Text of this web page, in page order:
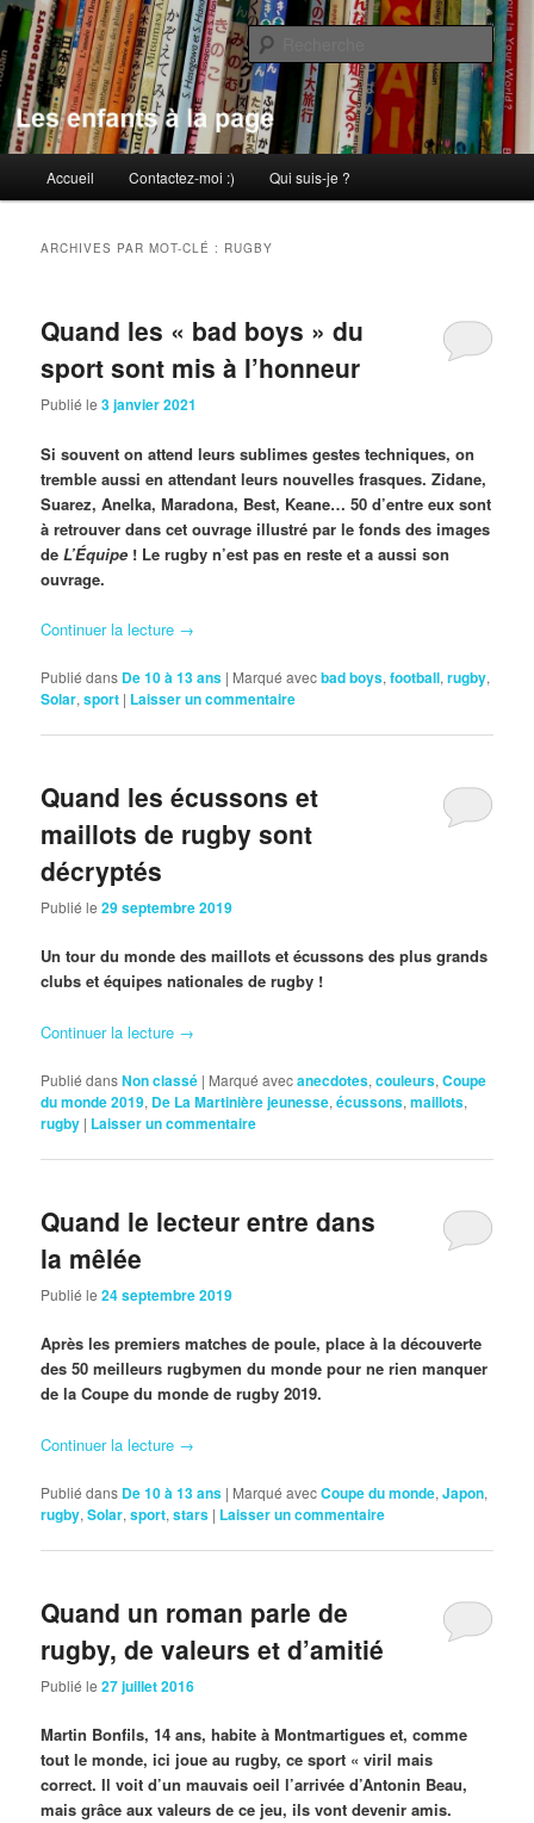
Aller
au
contenu
principal
Aller
au
contenu
secondaireLes enfants à la page
principal
Accueil Contactez-moi :) Qui suis-je ?
ARCHIVES PAR MOT-CLÉ : RUGBY
Quand les « bad boys » du
sport sont mis à l’honneur
Publié le3 janvier 2021
Si souvent on attend leurs sublimes gestes techniques, on
tremble aussi en attendant leurs nouvelles frasques. Zidane,
Suarez, Anelka, Maradona, Best, Keane… 50 d’entre eux sont
à retrouver dans cet ouvrage illustré par le fonds des images
deL’Équipe ! Le rugby n’est pas en reste et a aussi son
ouvrage.
Continuer la lecture →
Publié dans De 10 à 13 ans | Marqué avecbad boys,football,rugby,
Solar,sport | Laisser un commentaire
Quand les écussons et
maillots de rugby sont
décryptés
Publié le29 septembre 2019
Un tour du monde des maillots et écussons des plus grands
clubs et équipes nationales de rugby !
Continuer la lecture →
Publié dansNon classé | Marqué avecanecdotes,couleurs,Coupe
du monde 2019, De La Martinière jeunesse,écussons,maillots,
rugby | Laisser un commentaire
Quand le lecteur entre dans
la mêlée
Publié le24 septembre 2019
Après les premiers matches de poule, place à la découverte
des 50 meilleurs rugbymen du monde pour ne rien manquer
de la Coupe du monde de rugby 2019.
Continuer la lecture →
Publié dans De 10 à 13 ans | Marqué avecCoupe du monde,Japon,
rugby,Solar,sport,stars | Laisser un commentaire
Quand un roman parle de
rugby, de valeurs et d’amitié
Publié le27 juillet 2016
Martin Bonfils, 14 ans, habite à Montmartigues et, comme
tout le monde, ici joue au rugby, ce sport « viril mais
correct. Il voit d’un mauvais oeil l’arrivée d’Antonin Beau,
mais grâce aux valeurs de ce jeu, ils vont devenir amis.